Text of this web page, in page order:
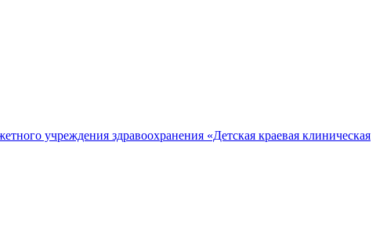
учреждения здравоохранения «Детская краевая клиническая